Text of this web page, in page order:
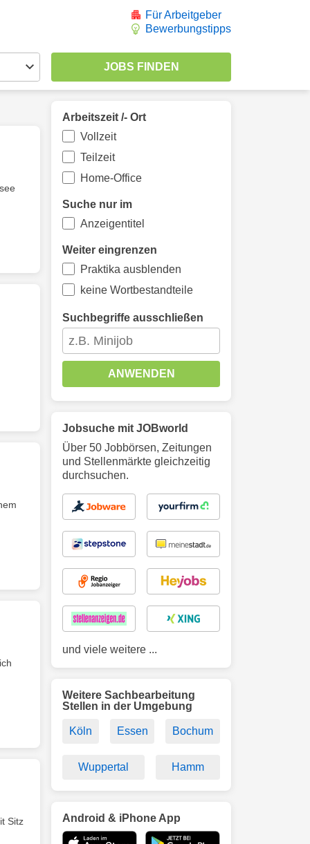
Für Arbeitgeber
Bewerbungstipps
Sitz
Arbeitszeit /- Ort
Vollzeit
Teilzeit
Home-Office
Suche nur im
Anzeigentitel
Weiter eingrenzen
Praktika ausblenden
keine Wortbestandteile
Suchbegriffe ausschließen
ANWENDEN
Jobsuche mit JOBworld
Über 50 Jobbörsen, Zeitungen
und Stellenmärkte gleichzeitig
durchsuchen.
und viele weitere ...
Weitere Sachbearbeitung
Stellen in der Umgebung
Köln Essen Bochum
Wuppertal Hamm
Android & iPhone App